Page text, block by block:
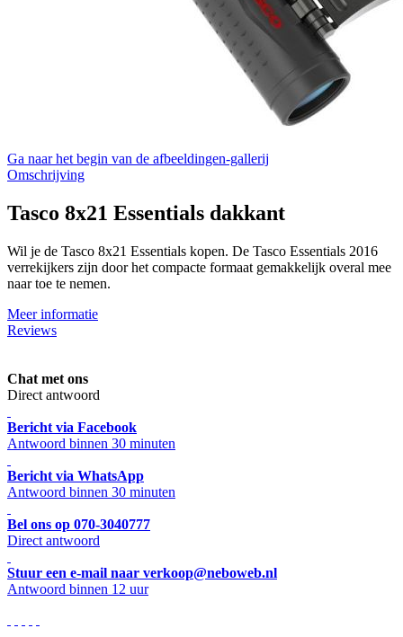
Ga naar het begin van de afbeeldingen-gallerij
Omschrijving
Tasco 8x21 Essentials dakkant
Wil je de Tasco 8x21 Essentials kopen. De Tasco Essentials 2016
verrekijkers zijn door het compacte formaat gemakkelijk overal mee
naar toe te nemen.
Meer informatie
Reviews
Chat met ons
Direct antwoord
Bericht via Facebook
Antwoord binnen 30 minuten
Bericht via WhatsApp
Antwoord binnen 30 minuten
Bel ons op 070-3040777
Direct antwoord
Stuur een e-mail naar verkoop@neboweb.nl
Antwoord binnen 12 uur